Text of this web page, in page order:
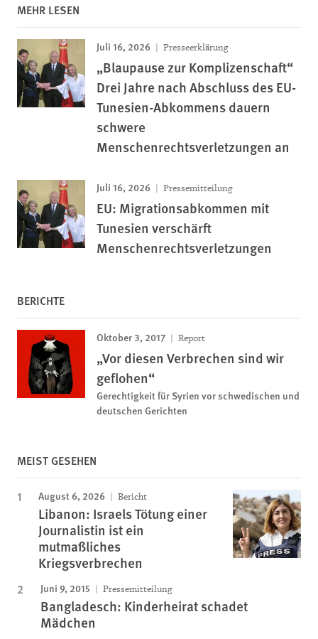
MEHR LESEN
Juli 16, 2026 Presseerklärung
„Blaupause zur Komplizenschaft“
Drei Jahre nach Abschluss des EU-
Tunesien-Abkommens dauern
schwere
Menschenrechtsverletzungen an
Juli 16, 2026 Pressemitteilung
EU: Migrationsabkommen mit
Tunesien verschärft
Menschenrechtsverletzungen
BERICHTE
Oktober 3, 2017 Report
„Vor diesen Verbrechen sind wir
geflohen“
Gerechtigkeit für Syrien vor schwedischen und
deutschen Gerichten
MEIST GESEHEN
August 6, 2026 Bericht
Libanon: Israels Tötung einer
Journalistin ist ein
mutmaßliches
Kriegsverbrechen
Juni 9, 2015 Pressemitteilung
Bangladesch: Kinderheirat schadet
Mädchen